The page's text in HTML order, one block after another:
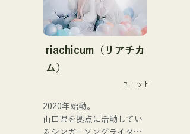
（Ba.）を迎え、活動を行
う。
【NEW SINGLE】
2025年6月25日に新曲「世
界は愛なんだ」をリリー
半留学。
現在はLOVE FMの"music
×serendipity"でラジオDJを
務める。
デルやタレントとしても活
躍中。世界的有名なオーデ
ゴットタレント」で日本人
の芸人史上初のゴールデン
riachicum（リアチカ
ム）
ユニット
2020年始動。
山口県を拠点に活動してい
るシンガーソングライター